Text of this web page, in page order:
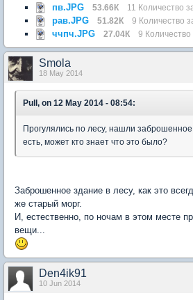
пв.JPG 53.66К 11 Количество
рав.JPG 51.82К 9 Количество
ччпч.JPG 27.04К 9 Количество
Smola
18 May 2014
Pull, on 12 May 2014 - 08:54:
Прогулялись по лесу, нашли
есть, может кто знает что это было?
Заброшенное здание в лесу, как это
же старый морг.
И, естественно, по ночам в этом месте
вещи...
Den4ik91
10 Jun 2014